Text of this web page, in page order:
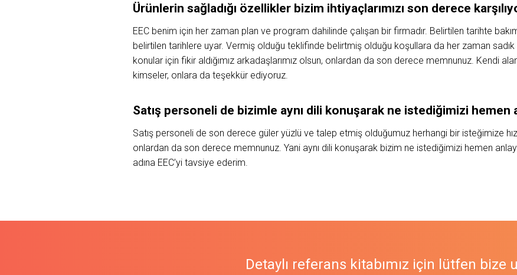
Ürünlerin sağladığı özellikler bizim ihtiyaçlarımızı son derece
EEC benim için her zaman plan ve program dahilinde çalışan bir firmadır. Belirtilen tarihte
belirtilen tarihlere uyar. Vermiş olduğu teklifinde belirtmiş olduğu koşullara da her zaman sadık
konular için fikir aldığımız arkadaşlarımız olsun, onlardan da son derece memnunuz. Kendi
kimseler, onlara da teşekkür ediyoruz.
Satış personeli de bizimle aynı dili konuşarak ne istediğimizi hemen
Satış personeli de son derece güler yüzlü ve talep etmiş olduğumuz herhangi bir isteğimize
onlardan da son derece memnunuz. Yani aynı dili konuşarak bizim ne istediğimizi hemen
adına EEC’yi tavsiye ederim.
Detaylı referans kitabımız için lütfen bize